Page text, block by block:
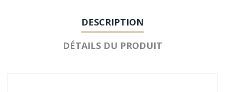
DESCRIPTION
DÉTAILS DU PRODUIT